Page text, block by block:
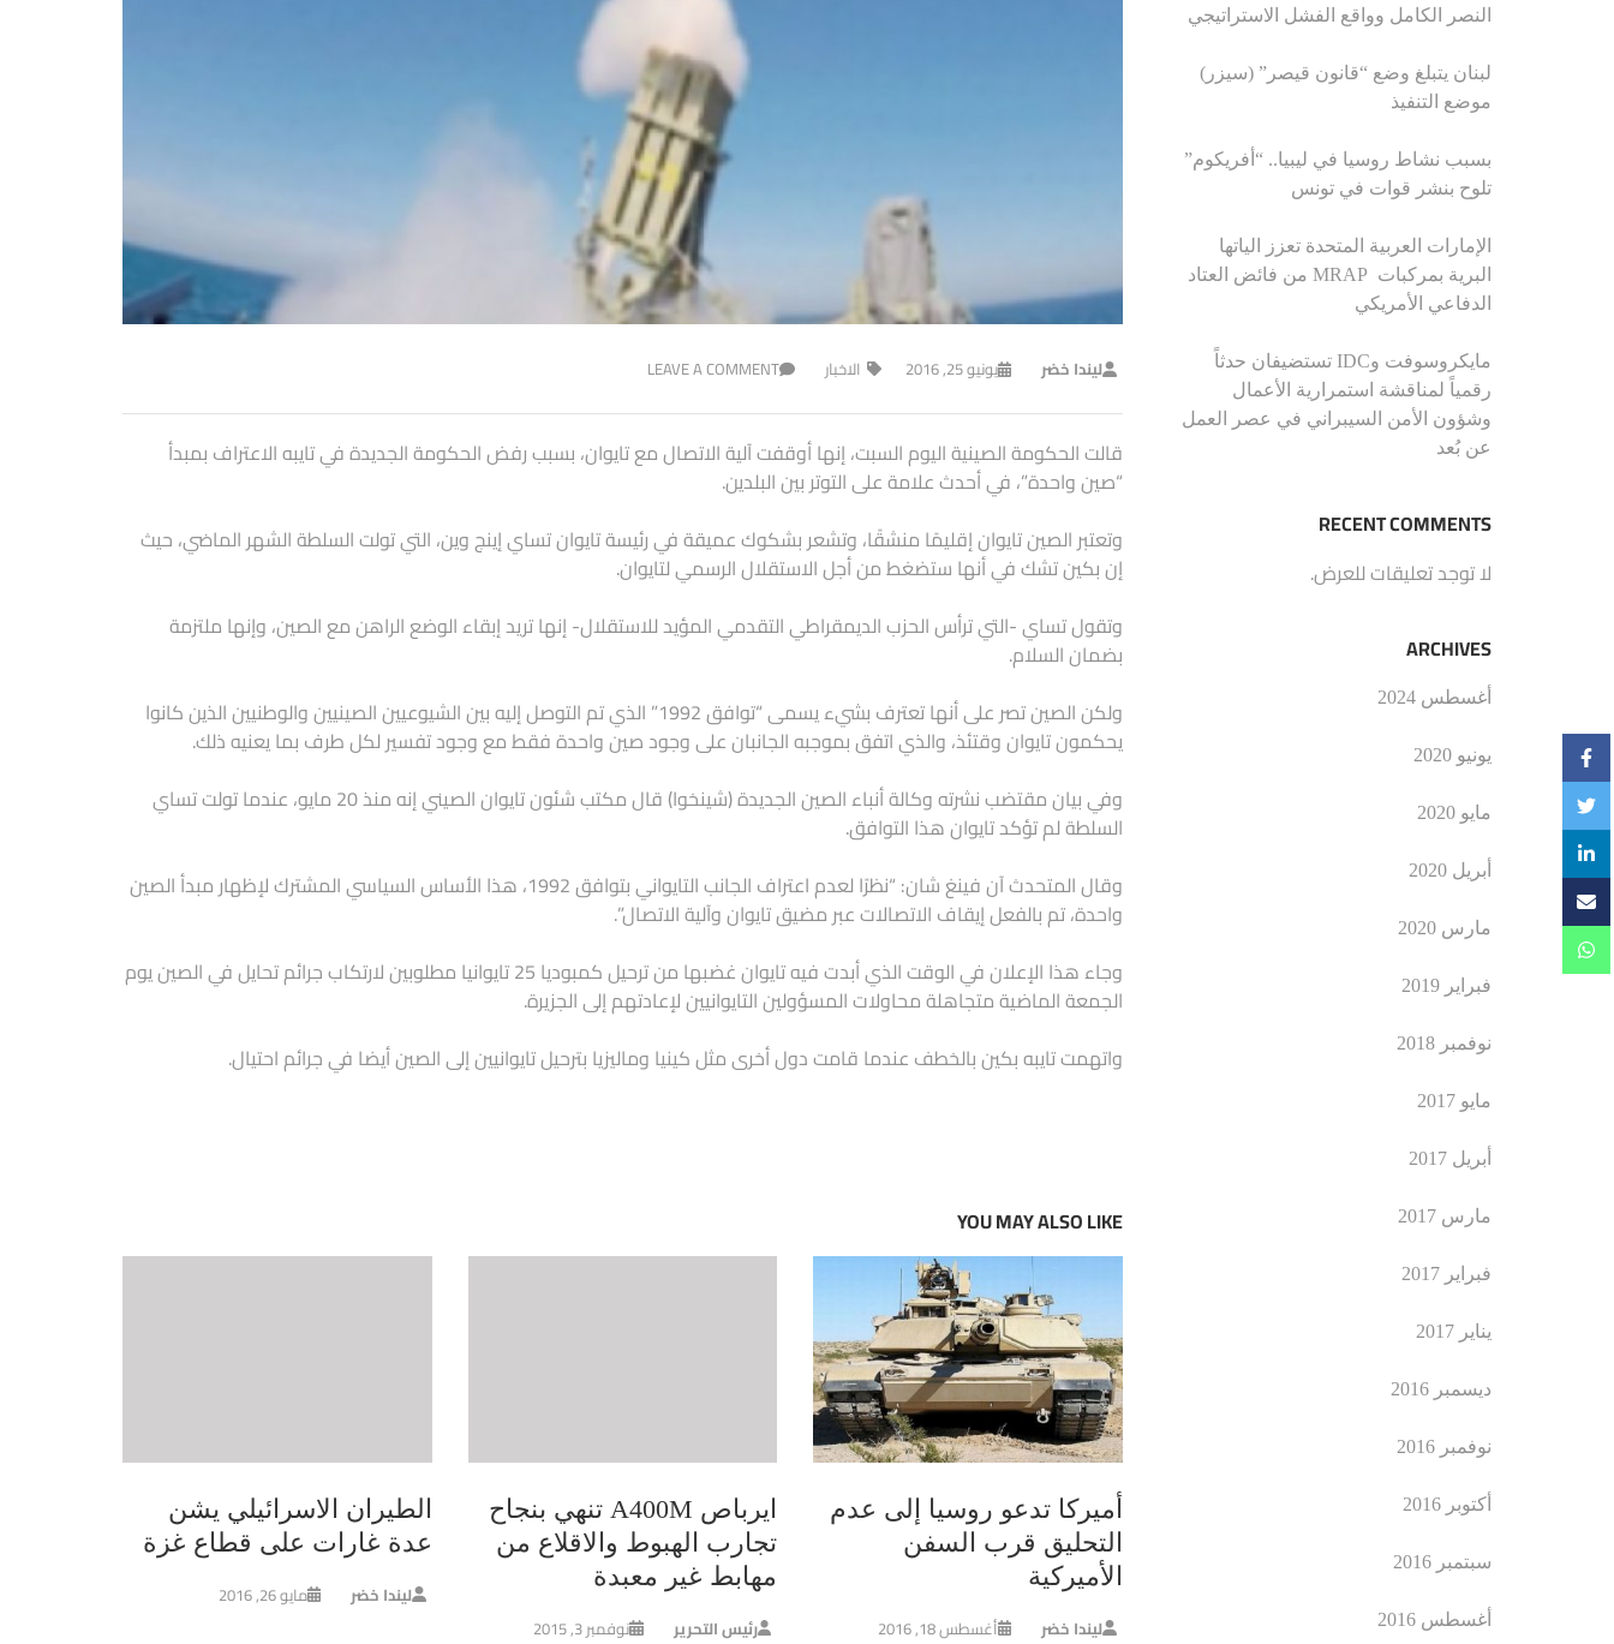
ليندا خضر يونيو 25, 2016 الاخبار LEAVE A COMMENT
قالت الحكومة الصينية اليوم السبت، إنها أوقفت آلية الاتصال مع تايوان، بسبب رفض الحكومة الجديدة في تايبه الاعتراف بمبدأ
“صين واحدة”، في أحدث علامة على التوتر بين البلدين.
وتعتبر الصين تايوان إقليمًا منشقًا، وتشعر بشكوك عميقة في رئيسة تايوان تساي إينج وين، التي تولت السلطة الشهر الماضي، حيث
إن بكين تشك في أنها ستضغط من أجل الاستقلال الرسمي لتايوان.
وتقول تساي -التي ترأس الحزب الديمقراطي التقدمي المؤيد للاستقلال- إنها تريد إبقاء الوضع الراهن مع الصين، وإنها ملتزمة
بضمان السلام.
ولكن الصين تصر على أنها تعترف بشيء يسمى “توافق 1992” الذي تم التوصل إليه بين الشيوعيين الصينيين والوطنيين الذين كانوا
يحكمون تايوان وقتئذ، والذي اتفق بموجبه الجانبان على وجود صين واحدة فقط مع وجود تفسير لكل طرف بما يعنيه ذلك.
وفي بيان مقتضب نشرته وكالة أنباء الصين الجديدة (شينخوا) قال مكتب شئون تايوان الصيني إنه منذ 20 مايو، عندما تولت تساي
السلطة لم تؤكد تايوان هذا التوافق.
وقال المتحدث آن فينغ شان: “نظرًا لعدم اعتراف الجانب التايواني بتوافق 1992، هذا الأساس السياسي المشترك لإظهار مبدأ الصين
واحدة، تم بالفعل إيقاف الاتصالات عبر مضيق تايوان وآلية الاتصال”.
وجاء هذا الإعلان في الوقت الذي أبدت فيه تايوان غضبها من ترحيل كمبوديا 25 تايوانيا مطلوبين لارتكاب جرائم تحايل في الصين يوم
الجمعة الماضية متجاهلة محاولات المسؤولين التايوانيين لإعادتهم إلى الجزيرة.
واتهمت تايبه بكين بالخطف عندما قامت دول أخرى مثل كينيا وماليزيا بترحيل تايوانيين إلى الصين أيضا في جرائم احتيال.
YOU MAY ALSO LIKE
أميركا تدعو روسيا إلى عدم
التحليق قرب السفن
الأميركية
ليندا خضر أغسطس 18, 2016
ايرباص A400M تنهي بنجاح
تجارب الهبوط والاقلاع من
مهابط غير معبدة
رئيس التحرير نوفمبر 3, 2015
الطيران الاسرائيلي يشن
عدة غارات على قطاع غزة
ليندا خضر مايو 26, 2016
النصر الكامل وواقع الفشل الاستراتيجي
لبنان يتبلغ وضع “قانون قيصر” (سيزر)
موضع التنفيذ
بسبب نشاط روسيا في ليبيا.. “أفريكوم”
تلوح بنشر قوات في تونس
الإمارات العربية المتحدة تعزز الياتها
البرية بمركبات MRAP من فائض العتاد
الدفاعي الأمريكي
مايكروسوفت وIDC تستضيفان حدثاً
رقمياً لمناقشة استمرارية الأعمال
وشؤون الأمن السيبراني في عصر العمل
عن بُعد
RECENT COMMENTS
لا توجد تعليقات للعرض.
ARCHIVES
أغسطس 2024
يونيو 2020
مايو 2020
أبريل 2020
مارس 2020
فبراير 2019
نوفمبر 2018
مايو 2017
أبريل 2017
مارس 2017
فبراير 2017
يناير 2017
ديسمبر 2016
نوفمبر 2016
أكتوبر 2016
سبتمبر 2016
أغسطس 2016